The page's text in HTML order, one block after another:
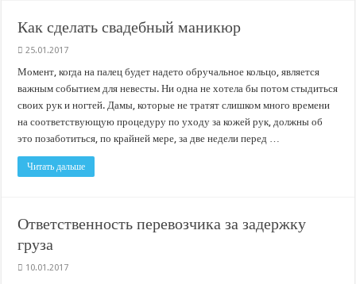
Как сделать свадебный маникюр
25.01.2017
Момент, когда на палец будет надето обручальное кольцо, является
важным событием для невесты. Ни одна не хотела бы потом стыдиться
своих рук и ногтей. Дамы, которые не тратят слишком много времени
на соответствующую процедуру по уходу за кожей рук, должны об
это позаботиться, по крайней мере, за две недели перед …
Читать дальше
Ответственность перевозчика за задержку
груза
10.01.2017